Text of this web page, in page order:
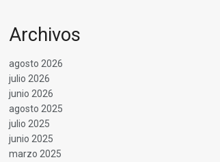
Archivos
agosto 2026
julio 2026
junio 2026
agosto 2025
julio 2025
junio 2025
marzo 2025